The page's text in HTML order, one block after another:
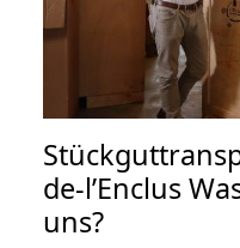
de-l’Enclus
uns?